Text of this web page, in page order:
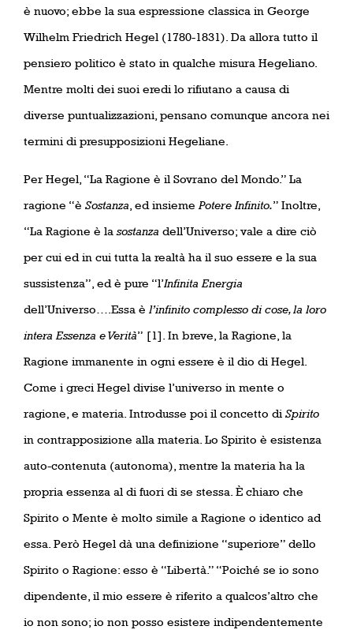
è nuovo; ebbe la sua espressione classica in George
Wilhelm Friedrich Hegel (1780-1831). Da allora tutto il
pensiero politico è stato in qualche misura Hegeliano.
Mentre molti dei suoi eredi lo rifiutano a causa di
diverse puntualizzazioni, pensano comunque ancora nei
termini di presupposizioni Hegeliane.
Per Hegel, “La Ragione è il Sovrano del Mondo.” La
ragione “è Sostanza , ed insieme Potere Infinito.” Inoltre,
“La Ragione è la sostanza dell’Universo; vale a dire ciò
per cui ed in cui tutta la realtà ha il suo essere e la sua
sussistenza”, ed è pure “l’Infinita Energia
dell’Universo….Essa è l’infinito complesso di cose, la loro
intera Essenza e Verità” [1]. In breve, la Ragione, la
Ragione immanente in ogni essere è il dio di Hegel.
Come i greci Hegel divise l’universo in mente o
ragione, e materia. Introdusse poi il concetto di Spirito
in contrapposizione alla materia. Lo Spirito è esistenza
auto-contenuta (autonoma), mentre la materia ha la
propria essenza al di fuori di se stessa. È chiaro che
Spirito o Mente è molto simile a Ragione o identico ad
essa. Però Hegel dà una definizione “superiore” dello
Spirito o Ragione: esso è “Libertà.” “Poiché se io sono
dipendente, il mio essere è riferito a qualcos’altro che
io non sono; io non posso esistere indipendentemente